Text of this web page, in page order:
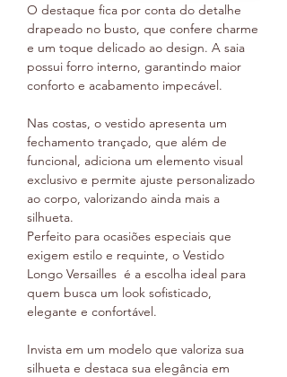
O destaque fica por conta do detalhe
drapeado no busto, que confere charme
e um toque delicado ao design. A saia
possui forro interno, garantindo maior
conforto e acabamento impecável.
Nas costas, o vestido apresenta um
fechamento trançado, que além de
funcional, adiciona um elemento visual
exclusivo e permite ajuste personalizado
ao corpo, valorizando ainda mais a
silhueta.
Perfeito para ocasiões especiais que
exigem estilo e requinte, o Vestido
Longo Versailles é a escolha ideal para
quem busca um look sofisticado,
elegante e confortável.
Invista em um modelo que valoriza sua
silhueta e destaca sua elegância em